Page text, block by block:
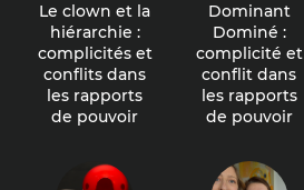
Le clown et la
hiérarchie :
complicités et
conflits dans
les rapports
de pouvoir
Dominant
Dominé :
complicité et
conflit dans
les rapports
de pouvoir